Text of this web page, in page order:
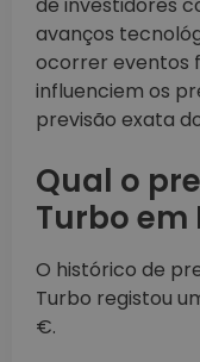
de investidores
avanços
ocorrer eventos
influenciem os
previsão exata
Qual o
Turbo em
O histórico de
Turbo registou
€.